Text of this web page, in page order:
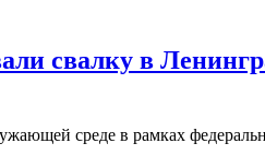
свалку в
среде в рамках